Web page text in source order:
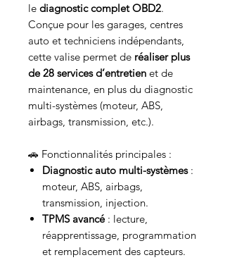
le diagnostic complet OBD2.
Conçue pour les garages, centres
auto et techniciens indépendants,
cette valise permet de réaliser plus
de 28 services d’entretien et de
maintenance, en plus du diagnostic
multi-systèmes (moteur, ABS,
airbags, transmission, etc.).
🚗 Fonctionnalités principales :
Diagnostic auto multi-systèmes:
moteur, ABS, airbags,
transmission, injection.
TPMS avancé: lecture,
réapprentissage, programmation
et remplacement des capteurs.